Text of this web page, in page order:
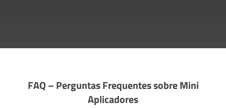
FAQ – Perguntas Frequentes sobre Mini
Aplicadores